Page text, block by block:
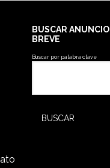
BUSCAR ANUNCIO
BREVE
Buscar por palabra clave